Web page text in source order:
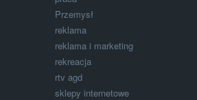
Przemysł
reklama
reklama i marketing
rekreacja
rtv agd
sklepy internetowe